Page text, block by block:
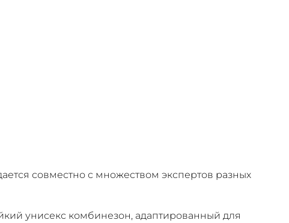
совместно с множеством экспертов разных
унисекс комбинезон, адаптированный для